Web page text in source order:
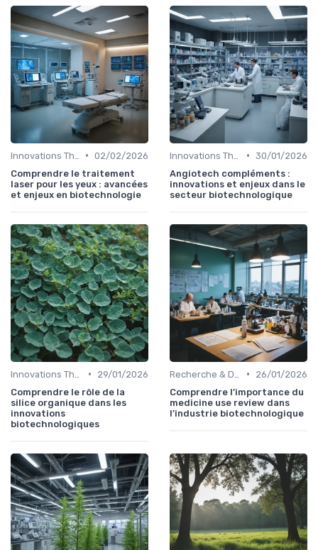
• 02/02/2026
Comprendre le traitement
laser pour les yeux : avancées
et enjeux en biotechnologie
• 30/01/2026
Angiotech compléments :
innovations et enjeux dans le
secteur biotechnologique
•
29/01/2026
Comprendre le rôle de la
silice organique dans les
innovations
biotechnologiques
•
26/01/2026
Comprendre l’importance du
medicine use review dans
l’industrie biotechnologique